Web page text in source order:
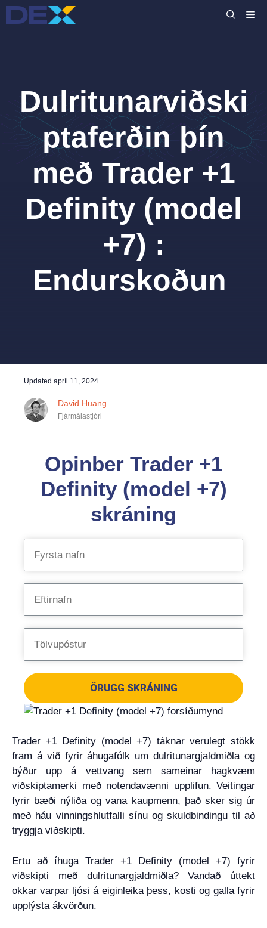
Skip
to
Dulritunarviðski
ptaferðin þín
með Trader +1
Definity (model
+7) :
Endurskoðun
Updated apríl 11, 2024
David Huang
Fjármálastjóri
Opinber Trader +1
Definity (model +7)
skráning
ÖRUGG SKRÁNING
Trader +1 Definity (model +7) táknar verulegt stökk
fram á við fyrir áhugafólk um dulritunargjaldmiðla og
býður upp á vettvang sem sameinar hagkvæm
viðskiptamerki með notendavænni upplifun. Veitingar
fyrir bæði nýliða og vana kaupmenn, það sker sig úr
með háu vinningshlutfalli sínu og skuldbindingu til að
tryggja viðskipti.
Ertu að íhuga Trader +1 Definity (model +7) fyrir
viðskipti með dulritunargjaldmiðla? Vandað úttekt
okkar varpar ljósi á eiginleika þess, kosti og galla fyrir
upplýsta ákvörðun.